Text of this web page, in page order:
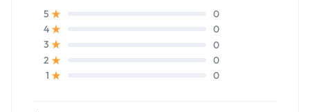
5
0
4
0
3
0
2
0
1
0